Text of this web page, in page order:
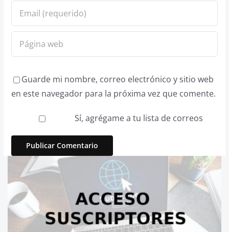
Guarde mi nombre, correo electrónico y sitio web
en este navegador para la próxima vez que comente.
Sí, agrégame a tu lista de correos